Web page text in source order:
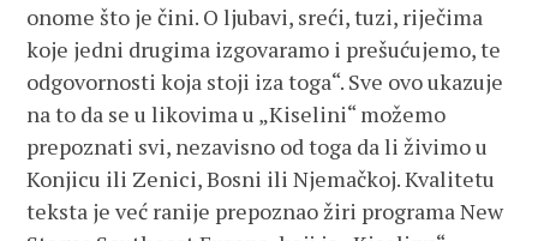
onome što je čini. O ljubavi, sreći, tuzi, riječima
koje jedni drugima izgovaramo i prešućujemo, te
odgovornosti koja stoji iza toga“. Sve ovo ukazuje
na to da se u likovima u „Kiselini“ možemo
prepoznati svi, nezavisno od toga da li živimo u
Konjicu ili Zenici, Bosni ili Njemačkoj. Kvalitetu
teksta je već ranije prepoznao žiri programa New